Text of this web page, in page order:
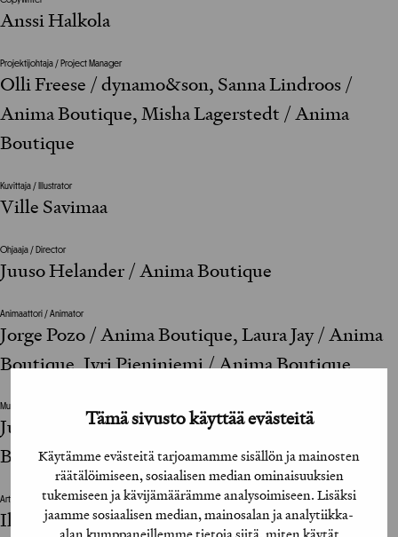
Tämä sivusto käyttää evästeitä
Käytämme evästeitä tarjoamamme sisällön ja mainosten
räätälöimiseen, sosiaalisen median ominaisuuksien
tukemiseen ja kävijämäärämme analysoimiseen. Lisäksi
jaamme sosiaalisen median, mainosalan ja analytiikka-
Anssi Halkola
Projektijohtaja / Project Manager
Olli Freese / dynamo&son, Sanna Lindroos /
Anima Boutique, Misha Lagerstedt / Anima
Boutique
Kuvittaja / Illustrator
Ville Savimaa
Ohjaaja / Director
Juuso Helander / Anima Boutique
Animaattori / Animator
Jorge Pozo / Anima Boutique, Laura Jay / Anima
Boutique, Jyri Pieniniemi / Anima Boutique
Musiikki / Music
Juri Seppä / Humina, Juuso Helander / Anima
Boutique
Art Director
Ilkka Kärkkäinen